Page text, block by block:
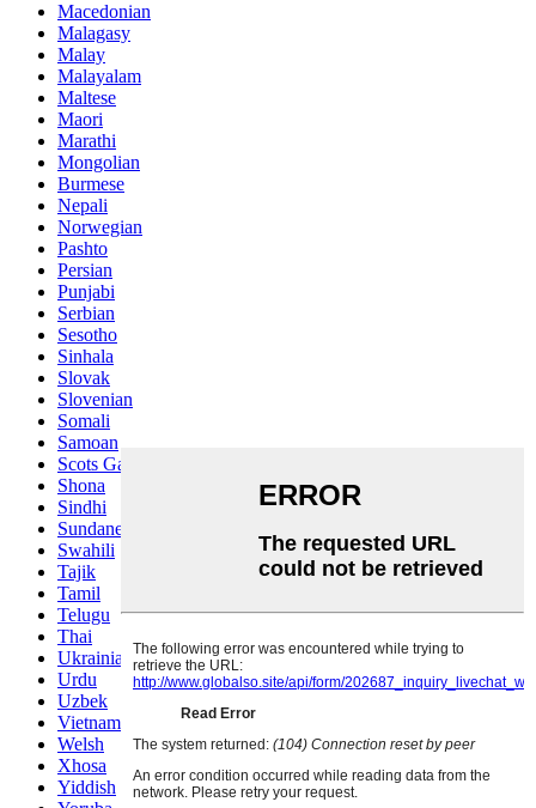
Macedonian
Malagasy
Malay
Malayalam
Maltese
Maori
Marathi
Mongolian
Burmese
Nepali
Norwegian
Pashto
Persian
Punjabi
Serbian
Sesotho
Sinhala
Slovak
Slovenian
Somali
Samoan
Scots Gaelic
Shona
Sindhi
Sundanese
Swahili
Tajik
Tamil
Telugu
Thai
Ukrainian
Urdu
Uzbek
Vietnamese
Welsh
Xhosa
Yiddish